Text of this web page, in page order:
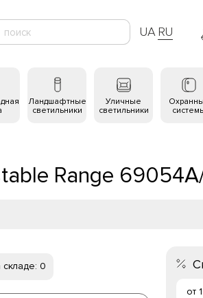
UA RU
Ландшафтные
светильники
Уличные
светильники
Range
складе: 0
от